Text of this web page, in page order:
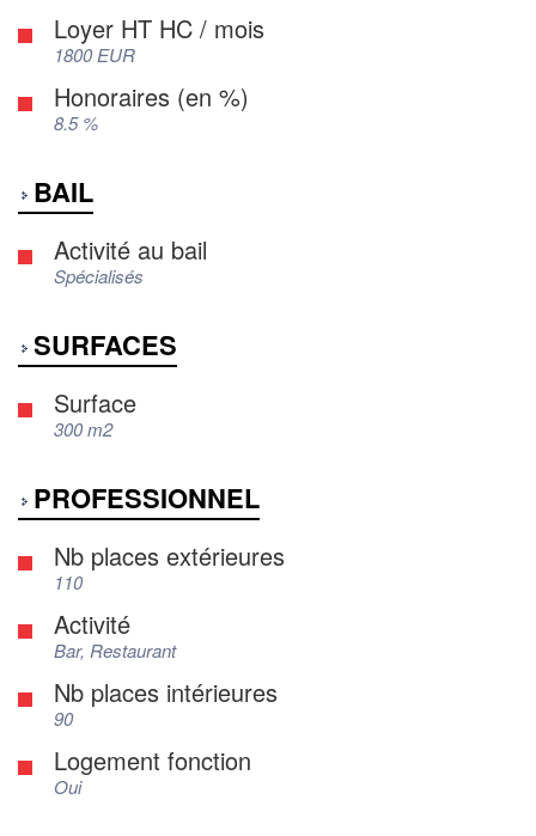
Loyer HT HC / mois
1800 EUR
Honoraires (en %)
8.5 %
BAIL
Activité au bail
Spécialisés
SURFACES
Surface
300 m2
PROFESSIONNEL
Nb places extérieures
110
Activité
Bar, Restaurant
Nb places intérieures
90
Logement fonction
Oui